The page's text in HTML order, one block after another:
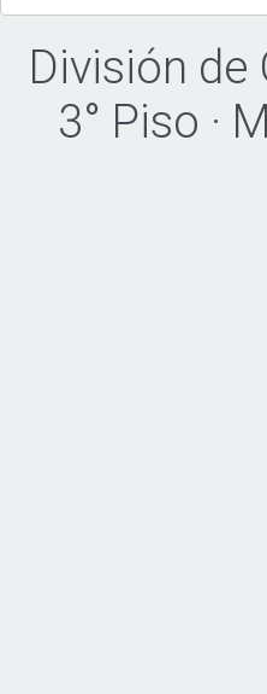
División de
3° Piso ·